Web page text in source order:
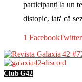
participanți la un
distopic, iată că
1 FacebookTwitter
Club G42